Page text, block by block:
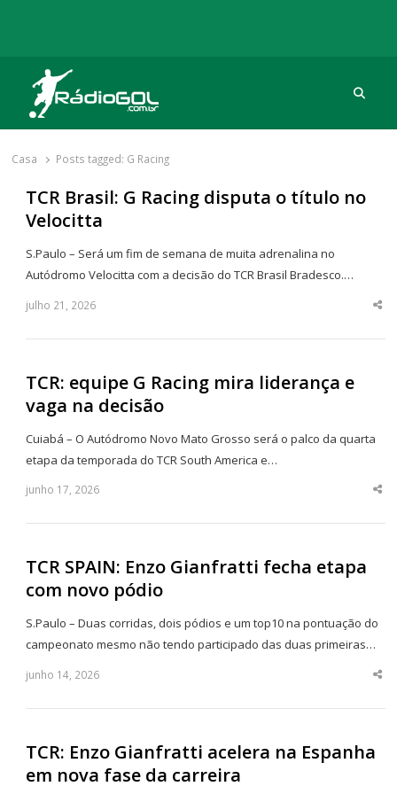
Rádio Gol
Há mais de 20 anos com as melhores coberturas
Casa Posts tagged: G Racing
TCR Brasil: G Racing disputa o título no
Velocitta
S.Paulo – Será um fim de semana de muita adrenalina no
Autódromo Velocitta com a decisão do TCR Brasil Bradesco.…
julho 21, 2026
TCR: equipe G Racing mira liderança e
vaga na decisão
Cuiabá – O Autódromo Novo Mato Grosso será o palco da quarta
etapa da temporada do TCR South America e…
junho 17, 2026
TCR SPAIN: Enzo Gianfratti fecha etapa
com novo pódio
S.Paulo – Duas corridas, dois pódios e um top10 na pontuação do
campeonato mesmo não tendo participado das duas primeiras…
junho 14, 2026
TCR: Enzo Gianfratti acelera na Espanha
em nova fase da carreira